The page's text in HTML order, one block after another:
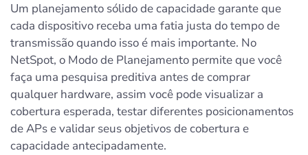
Um planejamento sólido de capacidade garante que
cada dispositivo receba uma fatia justa do tempo de
transmissão quando isso é mais importante. No
NetSpot, o Modo de Planejamento permite que você
faça uma pesquisa preditiva antes de comprar
qualquer hardware, assim você pode visualizar a
cobertura esperada, testar diferentes posicionamentos
de APs e validar seus objetivos de cobertura e
capacidade antecipadamente.